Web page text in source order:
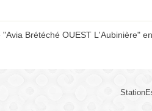
Brétéché OUEST L'Aubinière"